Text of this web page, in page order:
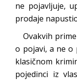
ne pojavljuje,
prodaje
Ovakvih
o pojavi, a ne o
klasičnom
pojedinci iz